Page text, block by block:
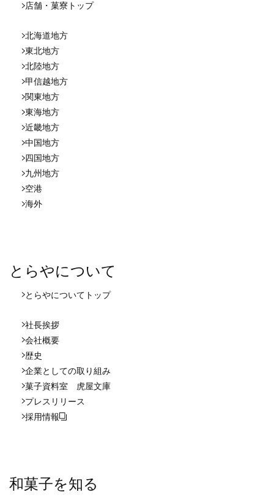
店舗・菓寮 トップ
北海道地方
東北地方
北陸地方
甲信越地方
関東地方
東海地方
近畿地方
中国地方
四国地方
九州地方
空港
海外
とらやについて
とらやについて トップ
社長挨拶
会社概要
歴史
企業としての取り組み
菓子資料室 虎屋文庫
プレスリリース
採用情報
和菓子を知る